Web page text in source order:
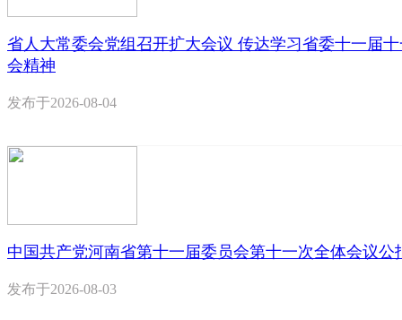
省人大常委会党组召开扩大会议 传达学习省委十一届
会精神
发布于2026-08-04
中国共产党河南省第十一届委员会第十一次全体会议公
发布于2026-08-03